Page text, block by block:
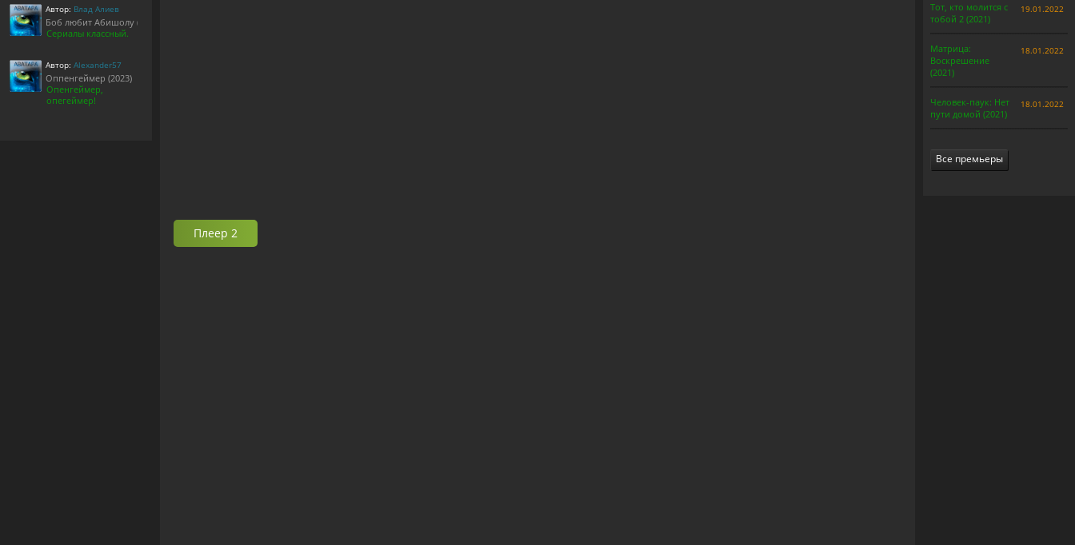
Плеер 2
Автор: Влад Алиев
Боб любит Абишолу (1-5 сезон)
Сериалы классный.
Автор: Alexander57
Оппенгеймер (2023)
Опенгеймер,
опегеймер!
Тот, кто молится с
тобой 2 (2021)
19.01.2022
Матрица:
Воскрешение
(2021)
18.01.2022
Человек-паук: Нет
пути домой (2021)
18.01.2022
Все премьеры